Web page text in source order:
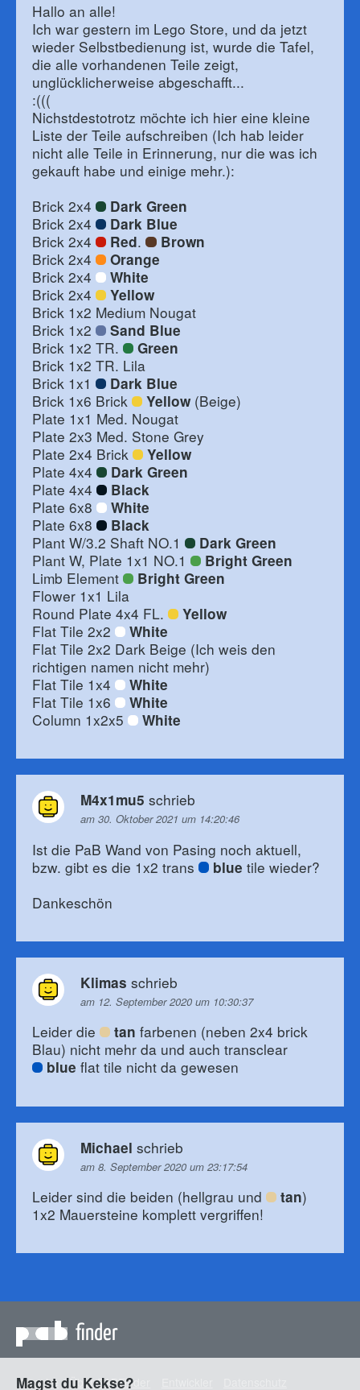
Hallo an alle!
Ich war gestern im Lego Store, und da jetzt
wieder Selbstbedienung ist, wurde die Tafel,
die alle vorhandenen Teile zeigt,
unglücklicherweise abgeschafft...
:(((
Nichstdestotrotz möchte ich hier eine kleine
Liste der Teile aufschreiben (Ich hab leider
nicht alle Teile in Erinnerung, nur die was ich
gekauft habe und einige mehr.):
Brick 2x4
Dark Green
Brick 2x4 Dark Blue
Brick 2x4 Red. Brown
Brick 2x4 Orange
Brick 2x4 White
Brick 2x4 Yellow
Brick 1x2 Medium Nougat
Brick 1x2
Sand Blue
Brick 1x2 TR. Green
Brick 1x2 TR. Lila
Brick 1x1
Dark Blue
Brick 1x6 Brick Yellow(Beige)
Plate 1x1 Med. Nougat
Plate 2x3 Med. Stone Grey
Plate 2x4 Brick
Yellow
Plate 4x4 Dark Green
Plate 4x4 Black
Plate 6x8 White
Plate 6x8 Black
Plant W/3.2 Shaft NO.1 Dark Green
Plant W, Plate 1x1 NO.1 Bright Green
Limb Element Bright Green
Flower 1x1 Lila
Round Plate 4x4 FL.
Yellow
Flat Tile 2x2 White
Flat Tile 2x2 Dark Beige (Ich weis den
richtigen namen nicht mehr)
Flat Tile 1x4
White
Flat Tile 1x6 White
Column 1x2x5 White
M4x1mu5 schrieb
am 30. Oktober 2021 um 14:20:46
Ist die PaB Wand von Pasing noch aktuell,
bzw. gibt es die 1x2 trans
blue tile wieder?
Dankeschön
Klimas schrieb
am 12. September 2020 um 10:30:37
Leider die tan farbenen (neben 2x4 brick
Blau) nicht mehr da und auch transclear
blue flat tile nicht da gewesen
Michael schrieb
am 8. September 2020 um 23:17:54
Leider sind die beiden (hellgrau und tan)
1x2 Mauersteine komplett vergriffen!
finder
Sprache Über PABFinder
Magst du Kekse?